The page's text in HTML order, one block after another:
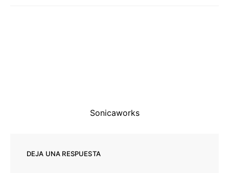
Sonicaworks
DEJA UNA RESPUESTA